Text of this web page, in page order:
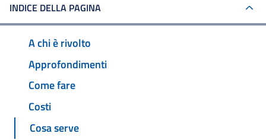
INDICE DELLA PAGINA
A chi è rivolto
Approfondimenti
Come fare
Costi
Cosa serve